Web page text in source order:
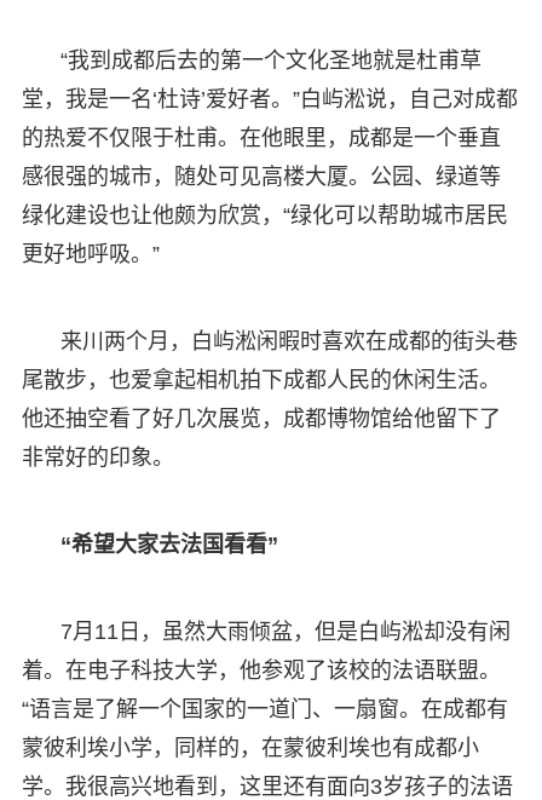
“我到成都后去的第一个文化圣地就是杜甫草
堂，我是一名‘杜诗’爱好者。”白屿淞说，自己对成都
的热爱不仅限于杜甫。在他眼里，成都是一个垂直
感很强的城市，随处可见高楼大厦。公园、绿道等
绿化建设也让他颇为欣赏，“绿化可以帮助城市居民
更好地呼吸。”
来川两个月，白屿淞闲暇时喜欢在成都的街头巷
尾散步，也爱拿起相机拍下成都人民的休闲生活。
他还抽空看了好几次展览，成都博物馆给他留下了
非常好的印象。
“希望大家去法国看看”
7月11日，虽然大雨倾盆，但是白屿淞却没有闲
着。在电子科技大学，他参观了该校的法语联盟。
“语言是了解一个国家的一道门、一扇窗。在成都有
蒙彼利埃小学，同样的，在蒙彼利埃也有成都小
学。我很高兴地看到，这里还有面向3岁孩子的法语